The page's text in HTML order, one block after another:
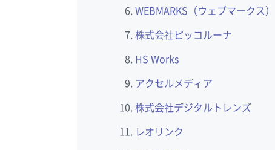
WEBMARKS（ウェブマークス）
株式会社ピッコルーナ
HS Works
アクセルメディア
株式会社デジタルトレンズ
レオリンク